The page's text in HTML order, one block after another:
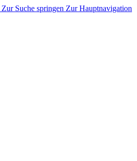
Zur Suche springen Zur Hauptnavigation